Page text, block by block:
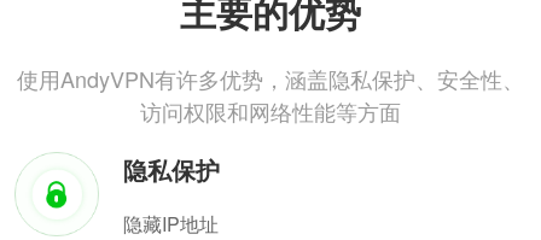
主要的优势
使用AndyVPN有许多优势，涵盖隐私保护、安全性、
访问权限和网络性能等方面
隐私保护
隐藏IP地址